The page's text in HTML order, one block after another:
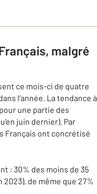
malgré
ce mois-ci de quatre
l’année. La tendance à
une partie des
juin dernier). Par
Français ont concrétisé
: 30% des moins de 35
de même que 27%